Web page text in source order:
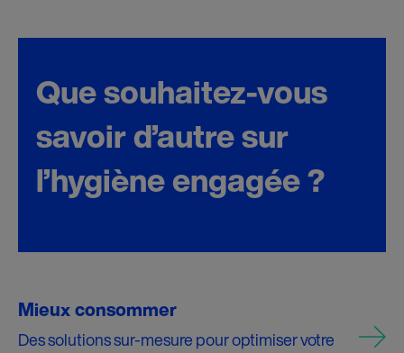
Que souhaitez-vous
savoir d’autre sur
l’hygiène engagée ?
Mieux consommer
Des solutions sur-mesure pour optimiser votre